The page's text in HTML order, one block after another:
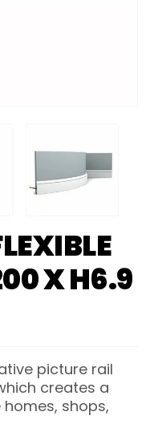
X H6.9
picture rail
creates a
shops,